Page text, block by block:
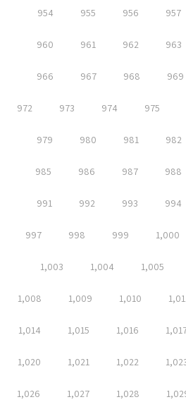
954 955 956 957
960 961 962 963
966 967 968 969
972 973 974 975
979 980 981 982
985 986 987 988
991 992 993 994
997 998 999 1,000
1,003 1,004 1,005
1,008 1,009 1,010
1,014 1,015 1,016
1,020 1,021 1,022
1,026 1,027 1,028